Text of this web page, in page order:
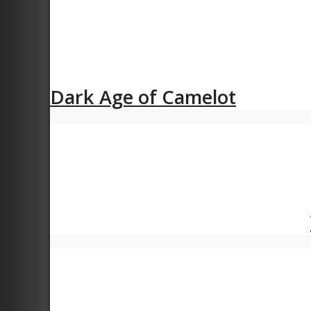
Dark Age of Camelot